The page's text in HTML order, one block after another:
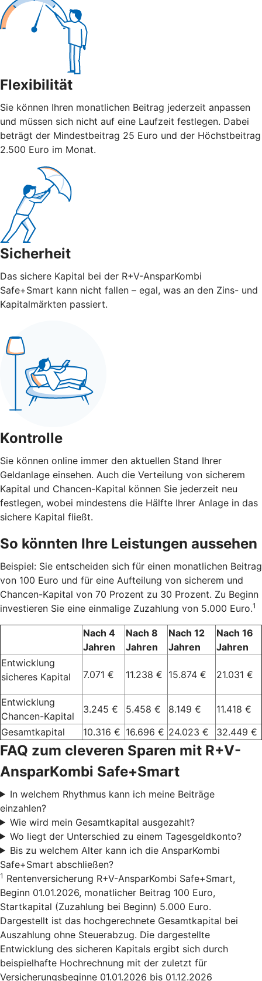
Flexibilität
Sie können Ihren monatlichen Beitrag jederzeit anpassen
und müssen sich nicht auf eine Laufzeit festlegen. Dabei
beträgt der Mindestbeitrag 25 Euro und der Höchstbeitrag
2.500 Euro im Monat.
Sicherheit
Das sichere Kapital bei der R+V-AnsparKombi
Safe+Smart kann nicht fallen – egal, was an den Zins- und
Kapitalmärkten passiert.
Kontrolle
Sie können online immer den aktuellen Stand Ihrer
Geldanlage einsehen. Auch die Verteilung von sicherem
Kapital und Chancen-Kapital können Sie jederzeit neu
festlegen, wobei mindestens die Hälfte Ihrer Anlage in das
sichere Kapital fließt.
So könnten Ihre Leistungen aussehen
Beispiel: Sie entscheiden sich für einen monatlichen Beitrag
von 100 Euro und für eine Aufteilung von sicherem und
Chancen-Kapital von 70 Prozent zu 30 Prozent. Zu Beginn
investieren Sie eine einmalige Zuzahlung von 5.000 Euro.1
Nach 4
Jahren
Nach 8
Jahren
Nach 12
Jahren
Nach 16
Jahren
Entwicklung
sicheres Kapital
7.071 € 11.238 € 15.874 € 21.031 €
Entwicklung
Chancen-Kapital
3.245 € 5.458 € 8.149 €
11.418 €
Gesamtkapital
10.316 € 16.696 € 24.023 € 32.449 €
FAQ zum cleveren Sparen mit R+V-
AnsparKombi Safe+Smart
In welchem Rhythmus kann ich meine Beiträge
einzahlen?
Wie wird mein Gesamtkapital ausgezahlt?
Wo liegt der Unterschied zu einem Tagesgeldkonto?
Bis zu welchem Alter kann ich die AnsparKombi
Safe+Smart abschließen?
1 Rentenversicherung R+V-AnsparKombi Safe+Smart,
Beginn 01.01.2026, monatlicher Beitrag 100 Euro,
Startkapital (Zuzahlung bei Beginn) 5.000 Euro.
Dargestellt ist das hochgerechnete Gesamtkapital bei
Auszahlung ohne Steuerabzug. Die dargestellte
Entwicklung des sicheren Kapitals ergibt sich durch
beispielhafte Hochrechnung mit der zuletzt für
Versicherungsbeginne 01.01.2026 bis 01.12.2026